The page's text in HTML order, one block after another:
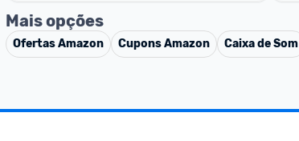
Mais opções
OfertasAmazon CuponsAmazon Caixa de Som